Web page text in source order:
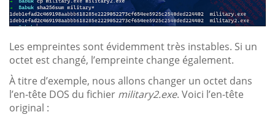
Les empreintes sont évidemment très instables. Si un
octet est changé, l’empreinte change également.
À titre d’exemple, nous allons changer un octet dans
l’en-tête DOS du fichier military2.exe. Voici l’en-tête
original :